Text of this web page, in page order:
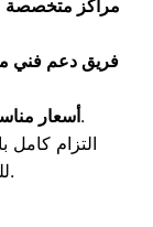
مراكز متخصصة
فريق دعم فني متواجد
أسعارلا تقبل المنافسة.
التزام كامل
للحفاظ على كفاءة جهازك.